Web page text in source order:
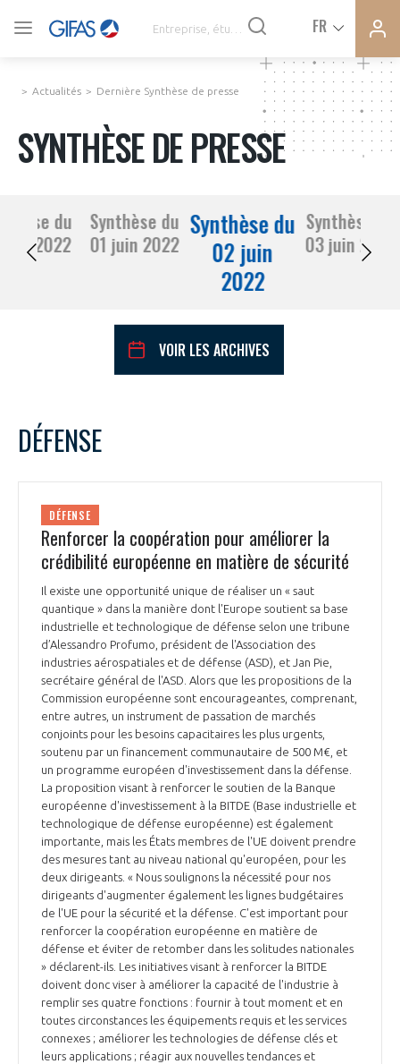
FR
SYNTHÈSE DE PRESSE
COMMUNIQUÉS DE PRESSE
PRÉSENTATION
NOTRE VISION
NOS MISSIONS
NOTRE HISTOIRE
ORGANISATION
LE CONSEIL DU GIFAS
L’ÉQUIPE DU GIFAS
NOS RÉSEAUX À L'INTERNATIONAL
FONCTIONNEMENT
GEADS
COMITÉ AERO PME
STARTAIR
COMMISSIONS ET COMITÉS
ACCOMPAGNEMENT DE NOS ADHÉRENTS
LES PROGRAMMES DU GIFAS
UN ÉCOSYSTÈME INTÉGRÉ ET COHÉRENT
POURQUOI DEVENIR MEMBRE ?
LA MÉDIATION
LA MÉDIATION DANS LA FILIÈRE AÉRONAUTIQUE ET SPATIALE
LE MÉDIATEUR DE LA FILIÈRE AÉRONAUTIQUE ET SPATIALE
MÉDIATION ET CHARTE D’ENGAGEMENT SUR LES RELATIONS ENTRE
CLIENTS ET FOURNISSEURS
LA MÉDIATION AU-DELÀ DE LA FILIÈRE AÉRONAUTIQUE ET SPATIALE
PRENDRE CONTACT AVEC LE MÉDIATEUR DE LA FILIÈRE
LE SALON DU BOURGET
L'OBSERVATOIRE
CHIFFRES CLÉS
LES ENJEUX
COMPÉTITIVITÉ
LES PUBLICATIONS
Actualités Dernière Synthèse de presse
SYNTHÈSE DE PRESSE
du
31 mai 2022
Synthèse du
01 juin 2022
Synthèse du
02 juin
2022
Synthèse du
03 juin 2022
VOIR LES ARCHIVES
1 2 3 4
5
13
17
21 24 25
26
DÉFENSE
DÉFENSE
Renforcer la coopération pour améliorer la
crédibilité européenne en matière de sécurité
Il existe une opportunité unique de réaliser un « saut
quantique » dans la manière dont l'Europe soutient sa base
industrielle et technologique de défense selon une tribune
d’Alessandro Profumo, président de l'Association des
industries aérospatiales et de défense (ASD), et Jan Pie,
secrétaire général de l'ASD. Alors que les propositions de la
Commission européenne sont encourageantes, comprenant,
entre autres, un instrument de passation de marchés
conjoints pour les besoins capacitaires les plus urgents,
soutenu par un financement communautaire de 500 M€, et
un programme européen d'investissement dans la défense.
La proposition visant à renforcer le soutien de la Banque
européenne d'investissement à la BITDE (Base industrielle et
technologique de défense européenne) est également
importante, mais les États membres de l'UE doivent prendre
des mesures tant au niveau national qu'européen, pour les
deux dirigeants. « Nous soulignons la nécessité pour nos
dirigeants d'augmenter également les lignes budgétaires
de l'UE pour la sécurité et la défense. C'est important pour
renforcer la coopération européenne en matière de
défense et éviter de retomber dans les solitudes nationales
» déclarent-ils. Les initiatives visant à renforcer la BITDE
doivent donc viser à améliorer la capacité de l'industrie à
remplir ses quatre fonctions : fournir à tout moment et en
toutes circonstances les équipements requis et les services
connexes ; améliorer les technologies de défense clés et
leurs applications ; réagir aux nouvelles tendances et
VOUS ÊTES ADHÉRENTS
PAS ENCORE ADHÉRENT ?
Rejoignez une filière d’excellence et développez
Découvrez les avantages d'adhérer au GIFAS.
Rencontres, salons, données sectorielles,
programmes ...
DEMANDE D’ADHÉSION
DEMANDE D’ADHÉSION
Avez-vous un statut de droit français ?